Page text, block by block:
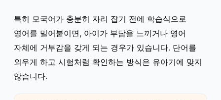
특히 모국어가 충분히 자리 잡기 전에 학습식으로
영어를 밀어붙이면, 아이가 부담을 느끼거나 영어
자체에 거부감을 갖게 되는 경우가 있습니다. 단어를
외우게 하고 시험처럼 확인하는 방식은 유아기에 맞지
않습니다.